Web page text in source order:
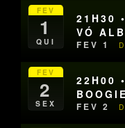
FEV
1
QUI
21H30
VÓ
FEV 1
FEV
2
SEX
22H00
BOOGIE
FEV 2